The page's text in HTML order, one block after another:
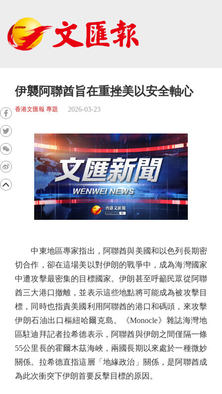
伊襲阿聯酋旨在重挫美以安全軸心
香港文匯報 專題 2026-03-23
中東地區專家指出，阿聯酋與美國和以色列長期密
切合作，卻在這場美以對伊朗的戰爭中，成為海灣國家
中遭攻擊最密集的目標國家。伊朗甚至呼籲民眾從阿聯
酋三大港口撤離，並表示這些地點將可能成為被攻擊目
標，同時也指責美國利用阿聯酋的港口和碼頭，來攻擊
伊朗石油出口樞紐哈爾克島。《Monocle》雜誌海灣地
區駐迪拜記者拉希德表示，阿聯酋與伊朗之間僅隔一條
55公里長的霍爾木茲海峽，兩國長期以來處於一種微妙
關係。拉希德直指這層「地緣政治」關係，是阿聯酋成
為此次衝突下伊朗首要反擊目標的原因。